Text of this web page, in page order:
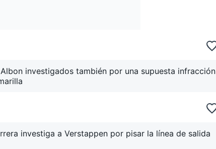
investigados también por una supuesta infracción
investiga a Verstappen por pisar la línea de salida